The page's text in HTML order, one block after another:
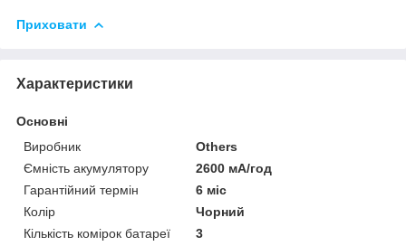
Приховати
Характеристики
Основні
Виробник
Others
Ємність акумулятору
2600 мА/год
Гарантійний термін
6 міс
Колір
Чорний
Кількість комірок батареї
3